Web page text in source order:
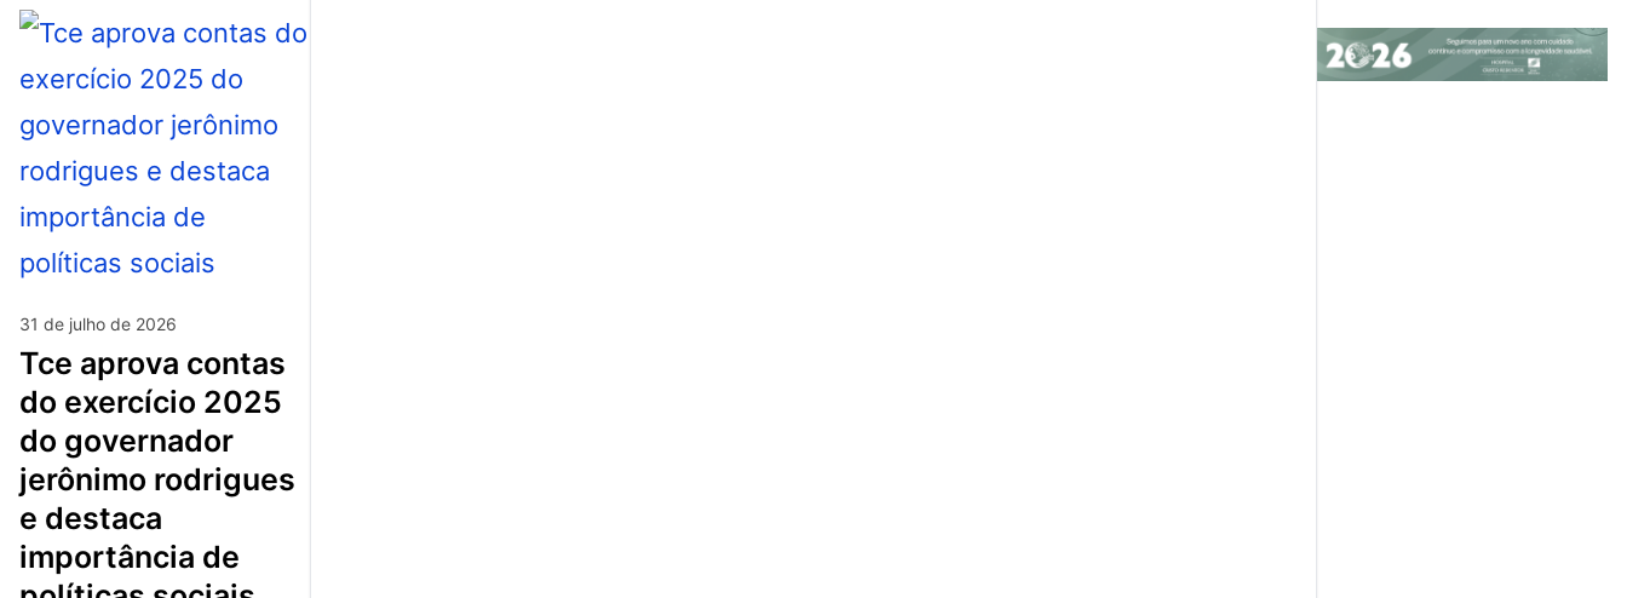
31 de julho de 2026
tce aprova contas
do exercício 2025
do governador
jerônimo rodrigues
e destaca
importância de